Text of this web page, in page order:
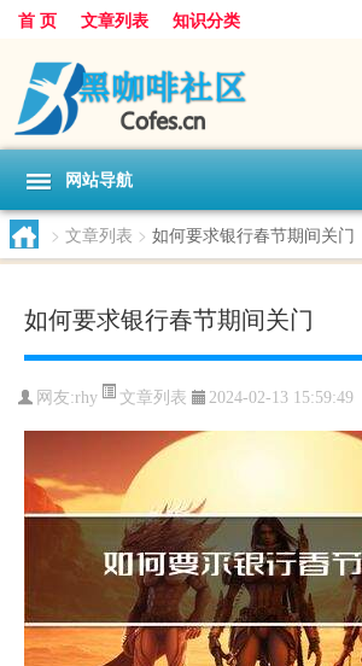
首 页 文章列表 知识分类
网站导航
> 文章列表 > 如何要求银行春节期间关门
如何要求银行春节期间关门
网友:rhy 文章列表 2024-02-13 15:59:49